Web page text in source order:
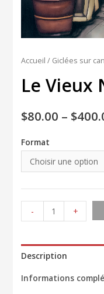
Accueil / Giclées sur
Le Vieux
$80.00 – $
Format
-
de
Vieux
122
+
Description
Informations